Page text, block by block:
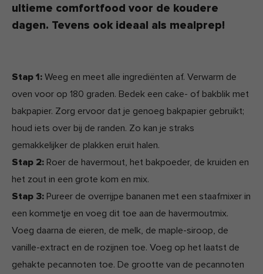
ultieme comfortfood voor de koudere
dagen. Tevens ook ideaal als mealprep!
Stap 1: Weeg en meet alle ingrediënten af. Verwarm de
oven voor op 180 graden. Bedek een cake- of bakblik met
bakpapier. Zorg ervoor dat je genoeg bakpapier gebruikt;
houd iets over bij de randen. Zo kan je straks
gemakkelijker de plakken eruit halen.
Stap 2: Roer de havermout, het bakpoeder, de kruiden en
het zout in een grote kom en mix.
Stap 3: Pureer de overrijpe bananen met een staafmixer in
een kommetje en voeg dit toe aan de havermoutmix.
Voeg daarna de eieren, de melk, de maple-siroop, de
vanille-extract en de rozijnen toe. Voeg op het laatst de
gehakte pecannoten toe. De grootte van de pecannoten